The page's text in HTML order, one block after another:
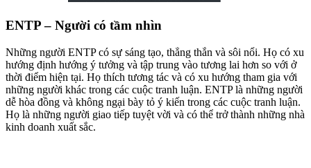
ENTP – Người có tầm nhìn
Những người ENTP có sự sáng tạo, thẳng thắn và sôi nổi. Họ có xu
hướng định hướng ý tưởng và tập trung vào tương lai hơn so với ở
thời điểm hiện tại. Họ thích tương tác và có xu hướng tham gia với
những người khác trong các cuộc tranh luận. ENTP là những người
dễ hòa đồng và không ngại bày tỏ ý kiến trong các cuộc tranh luận.
Họ là những người giao tiếp tuyệt vời và có thể trở thành những nhà
kinh doanh xuất sắc.